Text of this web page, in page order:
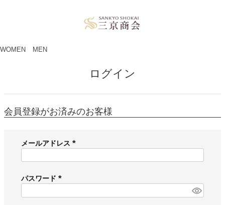
WOMEN MEN
ログイン
会員登録がお済みのお客様
メールアドレス
必
)
パスワード
必